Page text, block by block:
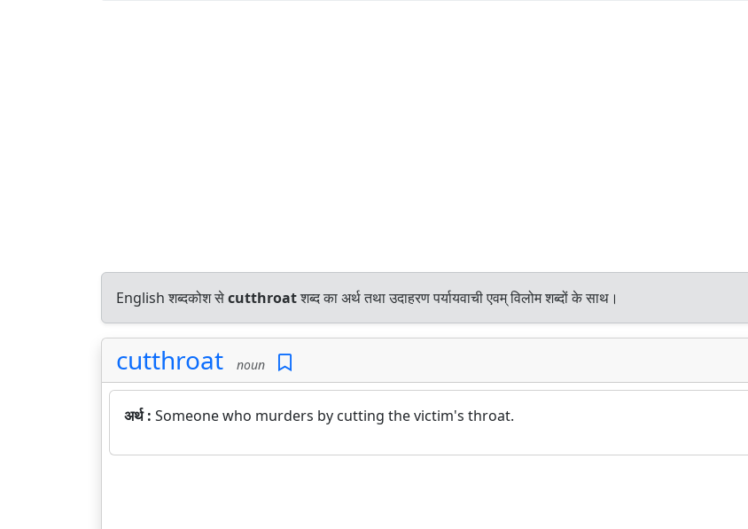
English शब्दकोश सेcutthroatशब्द का अर्थ तथा उदाहरण पर्यायवाची एवम् विलोम शब्दों के साथ।
cutthroat noun
अर्थ : Someone who murders by cutting the victim's throat.